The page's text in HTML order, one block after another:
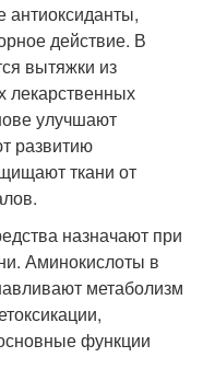
действие. В
вытяжки из
лекарственных
улучшают
развитию
ткани от
назначают при
Аминокислоты в
метаболизм
функции